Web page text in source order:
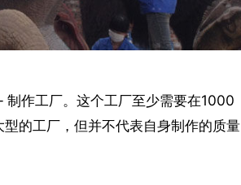
制作工厂。这个工厂至少需要在1000
的工厂，但并不代表自身制作的质量